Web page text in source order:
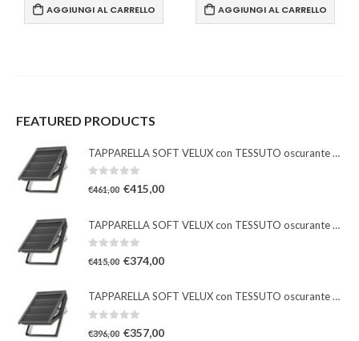
AGGIUNGI AL CARRELLO AGGIUNGI AL CARRELLO
FEATURED PRODUCTS
TAPPARELLA SOFT VELUX con TESSUTO oscurante solare
€461,00 €415,00
TAPPARELLA SOFT VELUX con TESSUTO oscurante solare
€415,00 €374,00
TAPPARELLA SOFT VELUX con TESSUTO oscurante solare
€396,00 €357,00